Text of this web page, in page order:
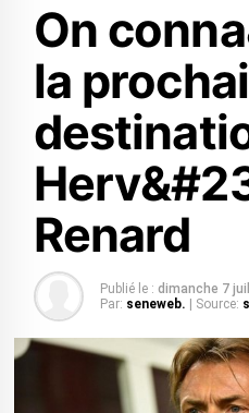
On
la
Renard
Publié le : dimanche 7
Par: seneweb. | Source: